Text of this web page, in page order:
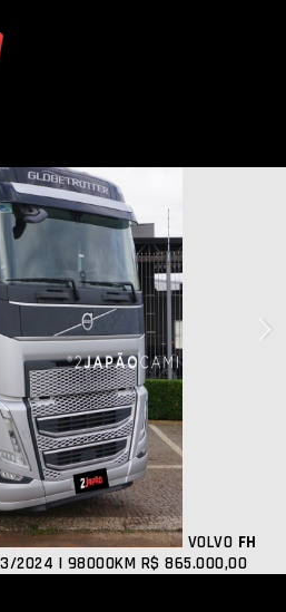
$TIPO IN
PUBLIC_HTML/
VOLVO FH
2024 | 98000KM R$ 865.000,00